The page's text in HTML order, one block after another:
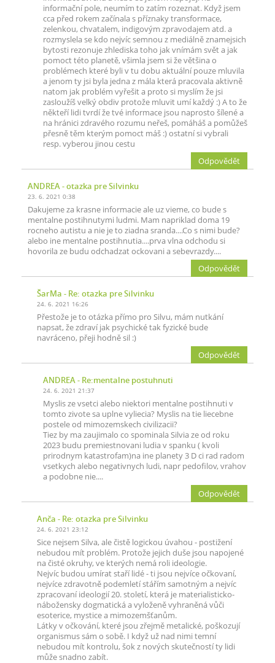
informační pole, neumím to zatím rozeznat. Když jsem
cca před rokem začínala s příznaky transformace,
zelenkou, chvatalem, indigovým zpravodajem atd. a
rozmyslela se kdo nejvíc semnou z mediálně znamejsich
bytosti rezonuje zhlediska toho jak vnímám svět a jak
pomoct této planetě, všimla jsem si že většina o
problémech které byli v tu dobu aktuální pouze mluvila
a jenom ty jsi byla jedna z mála která pracovala aktivně
natom jak problém vyřešit a proto si myslím že jsi
zasloužíš velký obdiv protože mluvit umí každý :) A to že
někteří lidi tvrdí že tvé informace jsou naprosto šílené a
na hránici zdravého rozumu neřeš, pomáháš a pomůžeš
přesně těm kterým pomoct máš :) ostatní si vybrali
resp. vyberou jinou cestu
Odpovědět
ANDREA- otazka pre Silvinku
23. 6. 2021 0:38
Dakujeme za krasne informacie ale uz vieme, co bude s
mentalne postihnutymi ludmi. Mam napriklad doma 19
rocneho autistu a nie je to ziadna sranda....Co s nimi bude?
alebo ine mentalne postihnutia....prva vlna odchodu si
hovorila ze budu odchadzat ockovani a sebevrazdy....
Odpovědět
ŠarMa - Re: otazka pre Silvinku
24. 6. 2021 16:26
Přestože je to otázka přímo pro Silvu, mám nutkání
napsat, že zdraví jak psychické tak fyzické bude
navráceno, přeji hodně sil :)
Odpovědět
ANDREA- Re:mentalne postuhnuti
24. 6. 2021 21:37
Myslis ze vsetci alebo niektori mentalne postihnuti v
tomto zivote sa uplne vyliecia? Myslis na tie liecebne
postele od mimozemskech civilizacii?
Tiez by ma zaujimalo co spominala Silvia ze od roku
2023 budu premiestnovani ludia v spanku ( kvoli
prirodnym katastrofam)na ine planety 3 D ci rad radom
vsetkych alebo negativnych ludi, napr pedofilov, vrahov
a podobne nie....
Odpovědět
Anča - Re: otazka pre Silvinku
24. 6. 2021 23:12
Sice nejsem Silva, ale čistě logickou úvahou - postižení
nebudou mít problém. Protože jejich duše jsou napojené
na čisté okruhy, ve kterých nemá roli ideologie.
Nejvíc budou umírat staří lidé - ti jsou nejvíce očkovaní,
nejvíce zdravotně podemletí stářím samotným a nejvíc
zpracovaní ideologií 20. století, která je materialisticko-
nábožensky dogmatická a vyloženě vyhraněná vůči
esoterice, mystice a mimozemšťanům.
Látky v očkování, které jsou zřejmě metalické, poškozují
organismus sám o sobě. I když už nad nimi temní
nebudou mít kontrolu, šok z nových skutečností ty lidi
může snadno zabít.